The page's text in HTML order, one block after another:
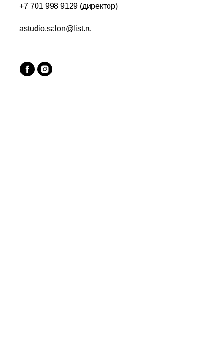
+7 701 998 9129 (директор)
astudio.salon@list.ru